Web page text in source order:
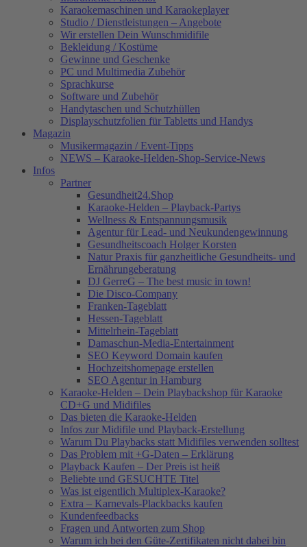
Karaokemaschinen und Karaokeplayer
Studio / Dienstleistungen – Angebote
Wir erstellen Dein Wunschmidifile
Bekleidung / Kostüme
Gewinne und Geschenke
PC und Multimedia Zubehör
Sprachkurse
Software und Zubehör
Handytaschen und Schutzhüllen
Displayschutzfolien für Tabletts und Handys
Magazin
Musikermagazin / Event-Tipps
NEWS – Karaoke-Helden-Shop-Service-News
Infos
Partner
Gesundheit24.Shop
Karaoke-Helden – Playback-Partys
Wellness & Entspannungsmusik
Agentur für Lead- und Neukundengewinnung
Gesundheitscoach Holger Korsten
Natur Praxis für ganzheitliche Gesundheits- und
Ernährungeberatung
DJ GerreG – The best music in town!
Die Disco-Company
Franken-Tageblatt
Hessen-Tageblatt
Mittelrhein-Tageblatt
Damaschun-Media-Entertainment
SEO Keyword Domain kaufen
Hochzeitshomepage erstellen
SEO Agentur in Hamburg
Karaoke-Helden – Dein Playbackshop für Karaoke
CD+G und Midifiles
Das bieten die Karaoke-Helden
Infos zur Midifile und Playback-Erstellung
Warum Du Playbacks statt Midifiles verwenden solltest
Das Problem mit +G-Daten – Erklärung
Playback Kaufen – Der Preis ist heiß
Beliebte und GESUCHTE Titel
Was ist eigentlich Multiplex-Karaoke?
Extra – Karnevals-Plackbacks kaufen
Kundenfeedbacks
Fragen und Antworten zum Shop
Warum ich bei den Güte-Zertifikaten nicht dabei bin